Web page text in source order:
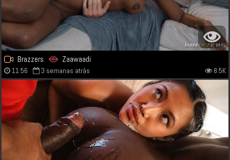
Brazzers Zaawaadi
11:56 3 semanas atrás 8.5K